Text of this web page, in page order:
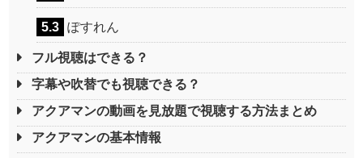
5.3 ぽすれん
フル視聴はできる？
字幕や吹替でも視聴できる？
アクアマンの動画を見放題で視聴する方法まとめ
アクアマンの基本情報